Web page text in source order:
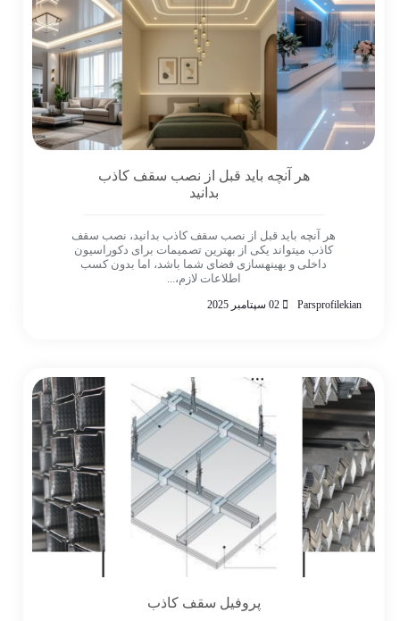
هر آنچه باید قبل از نصب سقف کاذب
بدانید
هر آنچه باید قبل از نصب سقف کاذب بدانید، نصب سقف
کاذب میتواند یکی از بهترین تصمیمات برای دکوراسیون
داخلی و بهینهسازی فضای شما باشد، اما بدون کسب
اطلاعات لازم،...
Parsprofilekian
پروفیل سقف کاذب